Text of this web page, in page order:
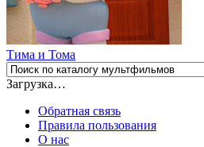
Тима и Тома
Загрузка…
Обратная связь
Правила пользования
О нас